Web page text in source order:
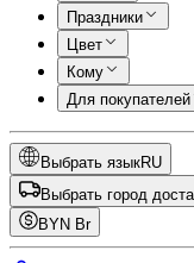
Праздники
Цвет
Кому
Для покупателей
Выбрать языкRU
Выбрать город
BYN Br